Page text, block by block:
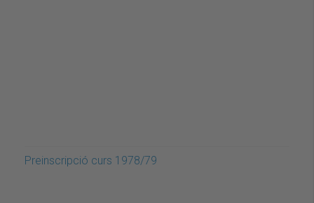
Preinscripció curs 1978/79